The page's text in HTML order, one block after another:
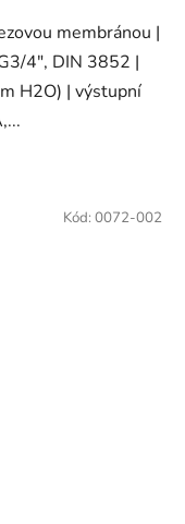
membránou |
4", DIN 3852 |
H2O) | výstupní
Kód: 0072-002